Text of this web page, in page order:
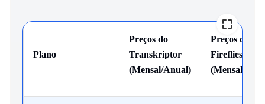
Plano
Preços do
Transkriptor
(Mensal/Anual)
Preços do
Fireflies
(Mensal/